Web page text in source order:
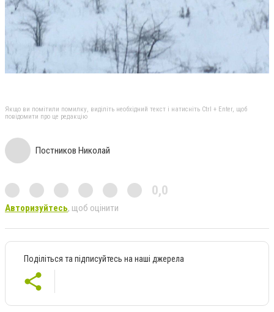
Якщо ви помітили помилку, виділіть необхідний текст і натисніть Ctrl + Enter, щоб
повідомити про це редакцію
Постников Николай
0,0
Авторизуйтесь, щоб оцінити
Поділіться та підписуйтесь на наші джерела